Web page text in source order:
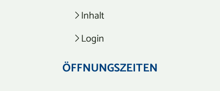
Inhalt
Login
ÖFFNUNGSZEITEN